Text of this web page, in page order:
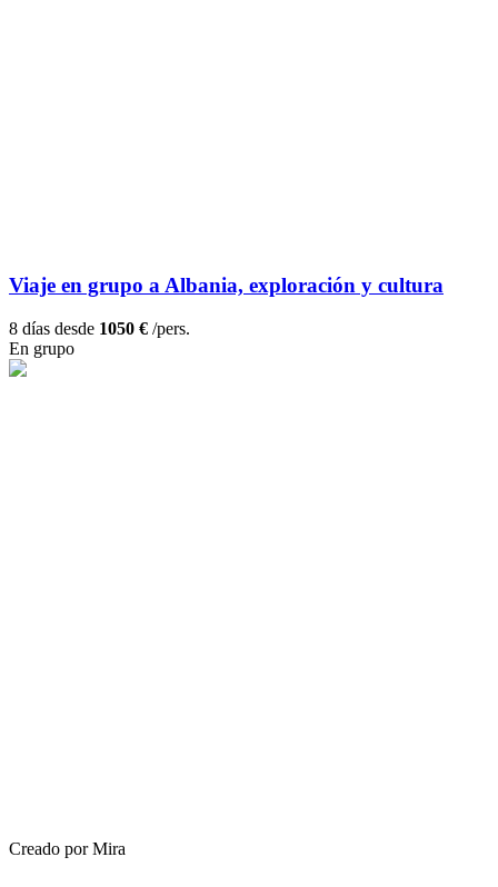
Viaje en grupo a Albania, exploración y cultura
8 días desde 1050 € /pers.
En grupo
Creado por Mira